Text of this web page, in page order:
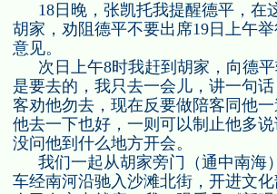
18日晚，张凯托我提醒德平，在
胡家，劝阻德平不要出席19日上午
意见。
次日上午8时我赶到胡家，向德
是要去的，我只去一会儿，讲一句
客劝他勿去，现在反要做陪客同他
他去一下也好，一则可以制止他多
没问他到什么地方开会。
我们一起从胡家旁门（通中南海
车经南河沿驰入沙滩北街，开进文